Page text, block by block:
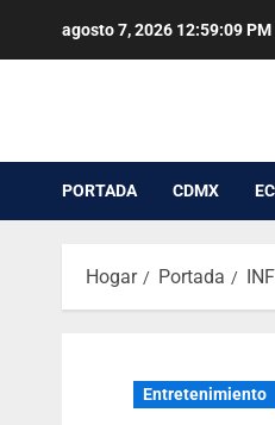
agosto 7, 2026 12:59:10 PM
PORTADA CDMX
Hogar Portada
Entretenimiento